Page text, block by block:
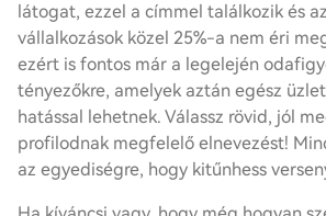
látogat, ezzel a címmel találkozik és
vállalkozások közel 25%-a nem éri
ezért is fontos már a legelején
tényezőkre, amelyek aztán egész
hatással lehetnek. Válassz rövid, jól
profilodnak megfelelő elnevezést!
az egyediségre, hogy kitűnhess